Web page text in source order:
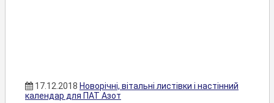
17.12.2018 Новорічні, вітальні листівки і настінний
календар для ПАТ Азот